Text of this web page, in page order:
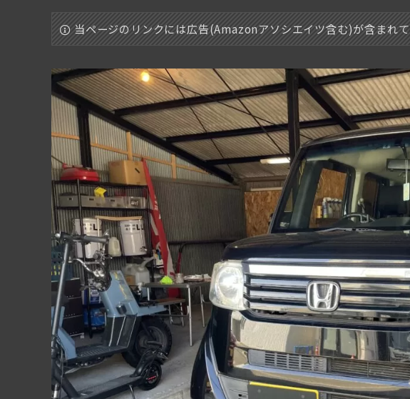
当ページのリンクには広告(Amazonアソシエイツ含む)が含まれて